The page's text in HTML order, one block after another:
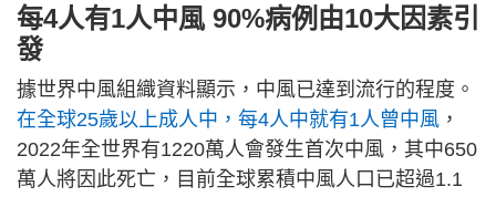
每4人有1人中風 90%病例由10大因素引
發
據世界中風組織資料顯示，中風已達到流行的程度。
在全球25歲以上成人中，每4人中就有1人曾中風 ，
2022年全世界有1220萬人會發生首次中風，其中650
萬人將因此死亡，目前全球累積中風人口已超過1.1